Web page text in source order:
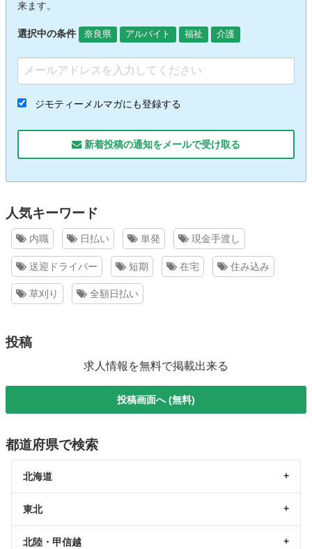
来ます。
選択中の条件 奈良県 アルバイト 福祉 介護
ジモティーメルマガにも登録する
新着投稿の通知をメールで受け取る
人気キーワード
内職 日払い 単発 現金手渡し
送迎ドライバー 短期 在宅 住み込み
草刈り 全額日払い
投稿
求人情報を無料で掲載出来る
投稿画面へ (無料)
都道府県で検索
北海道
東北
北陸・甲信越